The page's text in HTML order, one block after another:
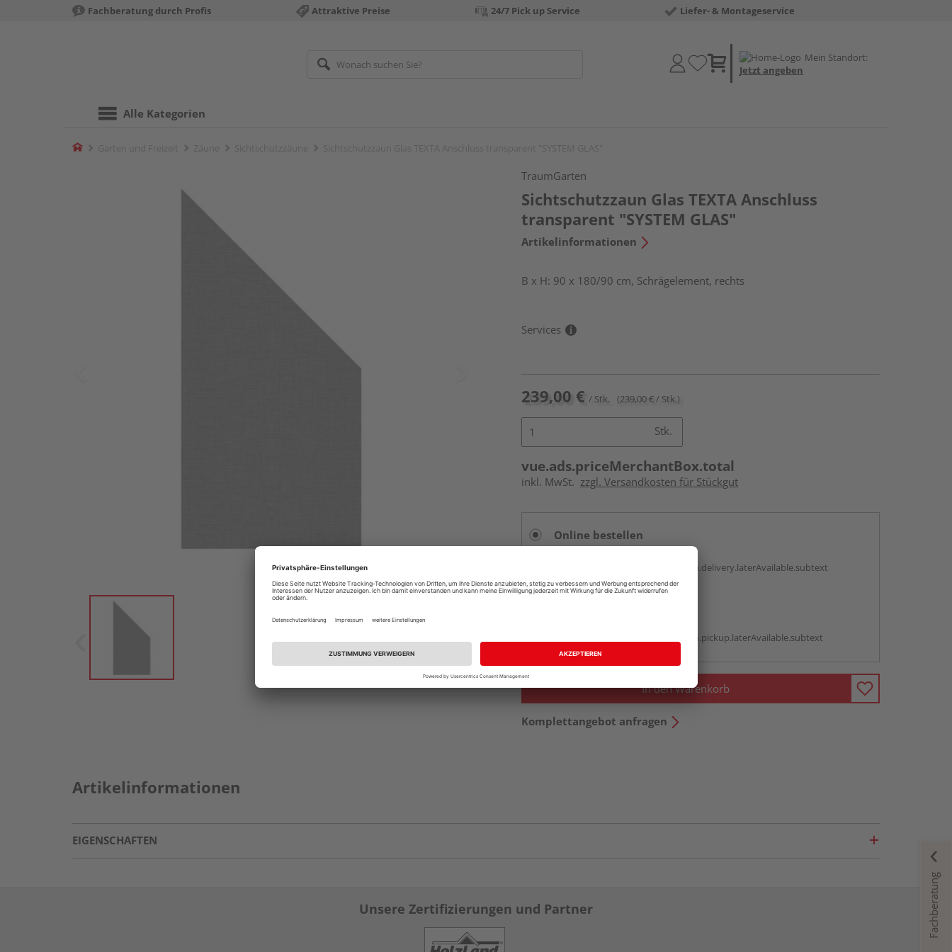
Fachberatung durch Profis Attraktive Preise 24/7 Pick up Service Liefer- & Montageservice
Mein Standort:
Jetzt angeben
Alle Kategorien
Home
TraumGarten
Sichtschutzzaun Glas TEXTA Anschluss
transparent "SYSTEM GLAS"
Artikelinformationen
B x H: 90 x 180/90 cm, Schrägelement, rechts
Services
239,00 € / Stk. (239,00 € / Stk.)
Stk.
vue.ads.priceMerchantBox.total
inkl. MwSt. zzgl. Versandkosten für Stückgut
Online bestellen
vue.ads.priceMerchantBox.option.delivery.laterAvailable.subtext
vue.ads.priceMerchantBox.option.pickup.laterAvailable.subtext
In den Warenkorb
Komplettangebot anfragen
Artikelinformationen
EIGENSCHAFTEN
Fachberatung
Unsere Zertifizierungen und Partner